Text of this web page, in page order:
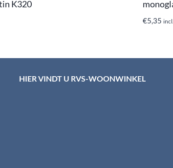
K320
€5,35
HIER VINDT U RVS-WOONWINKEL